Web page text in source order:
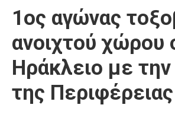
1ος αγώνας
ανοιχτού χώρου
Ηράκλειο με την
της